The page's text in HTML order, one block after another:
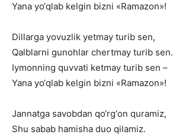
Yana yo‘qlab kelgin bizni «Ramazon»!
Dillarga yovuzlik yetmay turib sen,
Qalblarni gunohlar chertmay turib sen.
Iymonning quvvati ketmay turib sen –
Yana yo‘qlab kelgin bizni «Ramazon»!
Jannatga savobdan qo‘rg‘on quramiz,
Shu sabab hamisha duo qilamiz.